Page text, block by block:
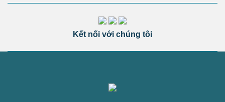
Kết nối với chúng tôi